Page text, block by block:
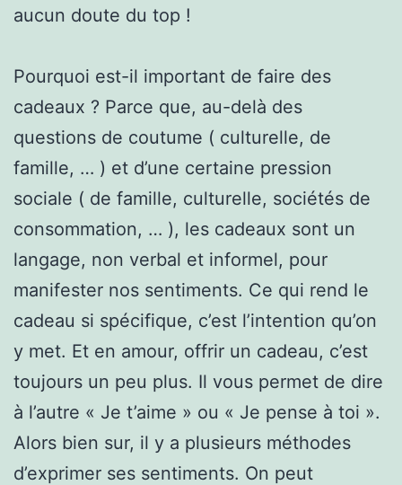
aucun doute du top !
Pourquoi est-il important de faire des
cadeaux ? Parce que, au-delà des
questions de coutume ( culturelle, de
famille, … ) et d’une certaine pression
sociale ( de famille, culturelle, sociétés de
consommation, … ), les cadeaux sont un
langage, non verbal et informel, pour
manifester nos sentiments. Ce qui rend le
cadeau si spécifique, c’est l’intention qu’on
y met. Et en amour, offrir un cadeau, c’est
toujours un peu plus. Il vous permet de dire
à l’autre « Je t’aime » ou « Je pense à toi ».
Alors bien sur, il y a plusieurs méthodes
d’exprimer ses sentiments. On peut